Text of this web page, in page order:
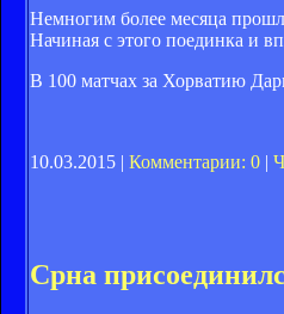
Немногим более месяца
Начиная с этого поединка и
В 100 матчах за Хорватию
10.03.2015 | Комментарии: 0 |
Срна